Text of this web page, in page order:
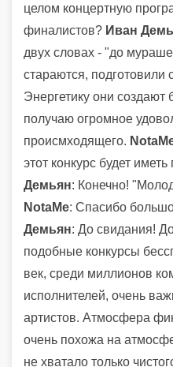
целом концертную
финалистов? Иван
двух словах - "до
стараются, подготовили
Энергетику они
получаю огромное
происмходящего.
этот конкурс будет
Демьян: Конечно!
NotaMe: Спасибо
Демьян: До свидания!
подобные конкурсы
век, среди миллионов
исполнителей, очень
артистов. Атмосфера
очень похожа на
не хватало только